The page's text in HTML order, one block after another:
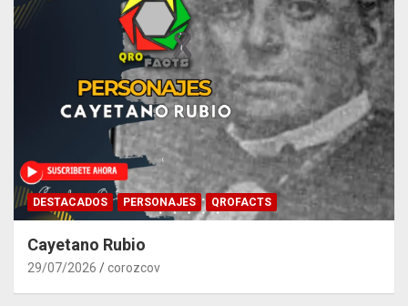
DESTACADOS PERSONAJES QROFACTS
Cayetano Rubio
29/07/2026 corozcov